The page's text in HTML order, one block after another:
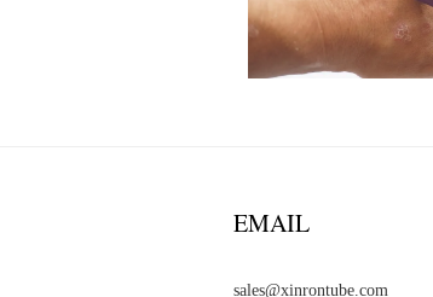
EMAIL
sales@xinrontube.com